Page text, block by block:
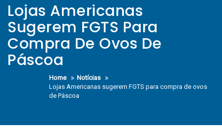
Lojas Americanas
Sugerem FGTS Para
Compra De Ovos De
Páscoa
Home
Notícias
Lojas Americanas sugerem FGTS para compra de ovos
de Páscoa